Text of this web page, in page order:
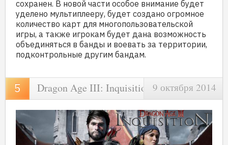
сохранен. В новой части особое внимание будет
уделено мультиплееру, будет создано огромное
количество карт для многопользовательской
игры, а также игрокам будет дана возможность
объединяться в банды и воевать за территории,
подконтрольные другим бандам.
Dragon Age III: Inquisition 9 октября 2014